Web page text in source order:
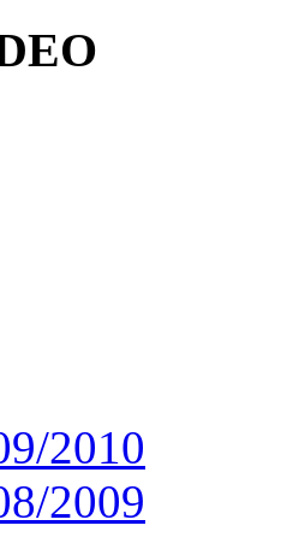
2010
2009